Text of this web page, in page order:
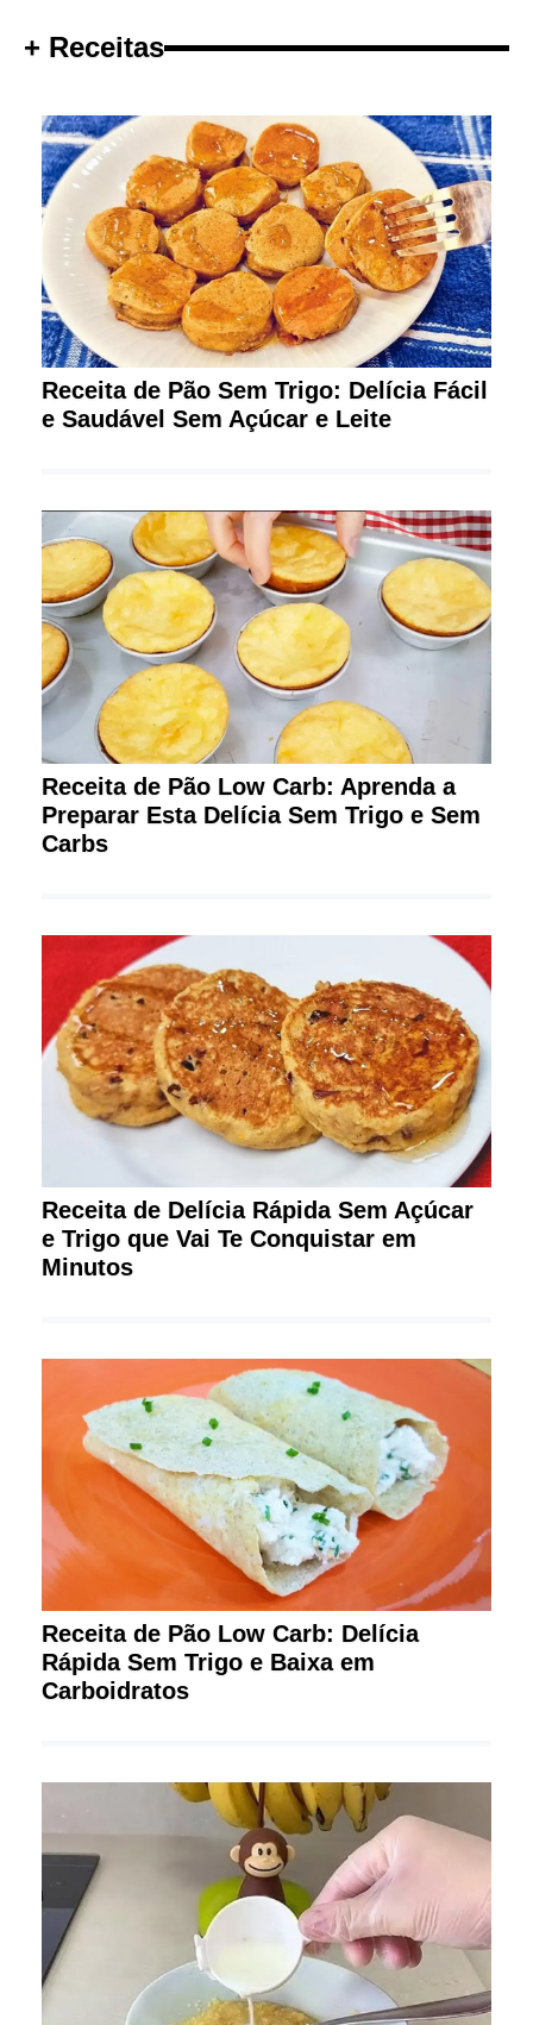
+ Receitas
Receita de Pão Sem Trigo: Delícia Fácil
e Saudável Sem Açúcar e Leite
Receita de Pão Low Carb: Aprenda a
Preparar Esta Delícia Sem Trigo e Sem
Carbs
Receita de Delícia Rápida Sem Açúcar
e Trigo que Vai Te Conquistar em
Minutos
Receita de Pão Low Carb: Delícia
Rápida Sem Trigo e Baixa em
Carboidratos